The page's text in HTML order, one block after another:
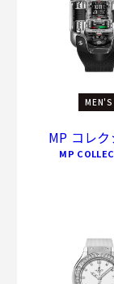
MEN'S
MP コレ
MP